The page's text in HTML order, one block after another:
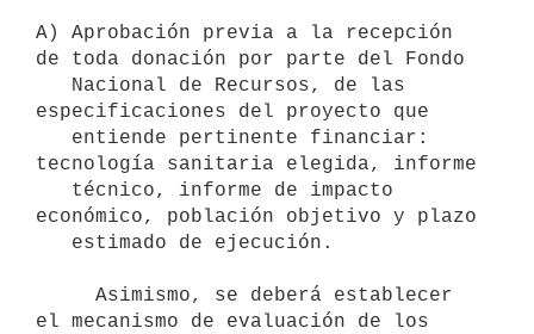
A) Aprobación previa a la recepción
de toda donación por parte del Fondo
especificaciones del proyecto que
tecnología sanitaria elegida, informe
económico, población objetivo y plazo
el mecanismo de evaluación de los